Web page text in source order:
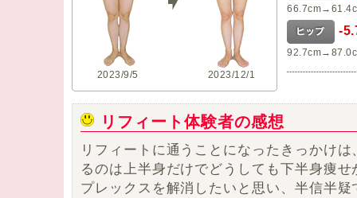
2023/9/5 2023/12/1
-
リフィート体験者の感想
リフィートに通うことになったきっかけは
るのは上半身だけでどうしても下半身痩
プレックスを解消したいと思い 、半信半